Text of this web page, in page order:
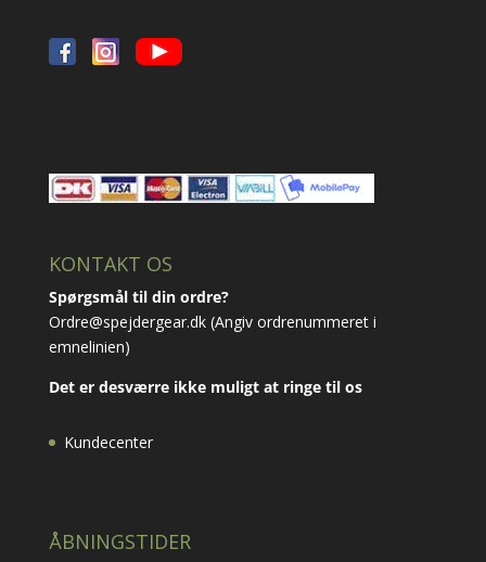
KONTAKT OS
Spørgsmål til din ordre?
Ordre@spejdergear.dk(Angiv ordrenummeret i
emnelinien)
Det er desværre ikke muligt at ringe til os
Kundecenter
ÅBNINGSTIDER